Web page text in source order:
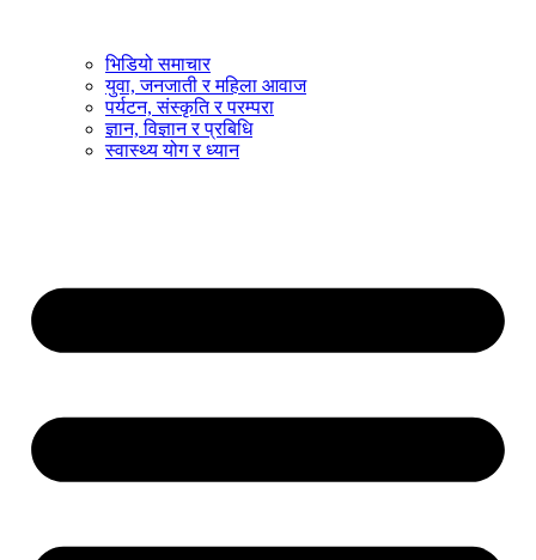
भिडियो समाचार
युवा, जनजाती र महिला आवाज
पर्यटन, संस्कृति र परम्परा
ज्ञान, विज्ञान र प्रबिधि
स्वास्थ्य योग र ध्यान